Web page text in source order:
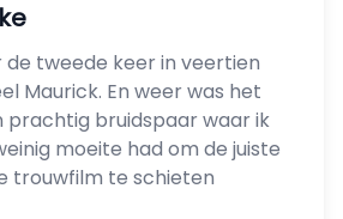
de tweede keer in veertien
Maurick. En weer was het
prachtig bruidspaar waar ik
moeite had om de juiste
trouwfilm te schieten